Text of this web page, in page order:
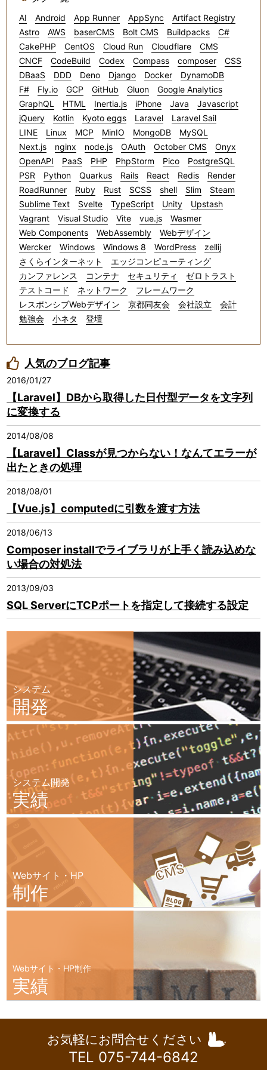
AI Android App Runner AppSync
Artifact Registry
Astro
AWS baserCMS Bolt CMS Buildpacks
C#
CakePHP
CentOS Cloud Run Cloudflare
CMS
CNCF
CodeBuild Codex Compass composer
CSS
DBaaS
DDD Deno Django Docker
DynamoDB
F#
Fly.io GCP GitHub Gluon
Google Analytics
GraphQL
HTML Inertia.js iPhone Java
Javascript
jQuery
Kotlin Kyoto eggs Laravel
Laravel Sail
LINE
Linux MCP MinIO MongoDB
MySQL
Next.js
nginx node.js OAuth October CMS
Onyx
OpenAPI
PaaS PHP PhpStorm Pico
PostgreSQL
PSR
Python Quarkus Rails React Redis
Render
RoadRunner
Ruby Rust SCSS shell Slim
Steam
Sublime Text
Svelte TypeScript Unity
Upstash
Vagrant
Visual Studio Vite vue.js
Wasmer
Web Components
WebAssembly
Webデザイン
Wercker
Windows Windows 8 WordPress
zellij
さくらインターネット
エッジコンピューティング
カンファレンス
コンテナ セキュリティ
ゼロトラスト
テストコード
ネットワーク
フレームワーク
レスポンシブWebデザイン
京都同友会 会社設立
会計
勉強会
小ネタ 登壇
人気のブログ記事
2016/01/27
【Laravel】DBから取得した日付型データを文字列
に変換する
2014/08/08
【Laravel】Classが見つからない！なんてエラーが
出たときの処理
2018/08/01
【Vue.js】computedに引数を渡す方法
2018/06/13
Composer installでライブラリが上手く読み込めな
い場合の対処法
2013/09/03
SQL ServerにTCPポートを指定して接続する設定
システム
開発
システム開発
実績
Webサイト・HP
制作
Webサイト・HP制作
実績
お気軽にお問合せください
TEL 075-744-6842